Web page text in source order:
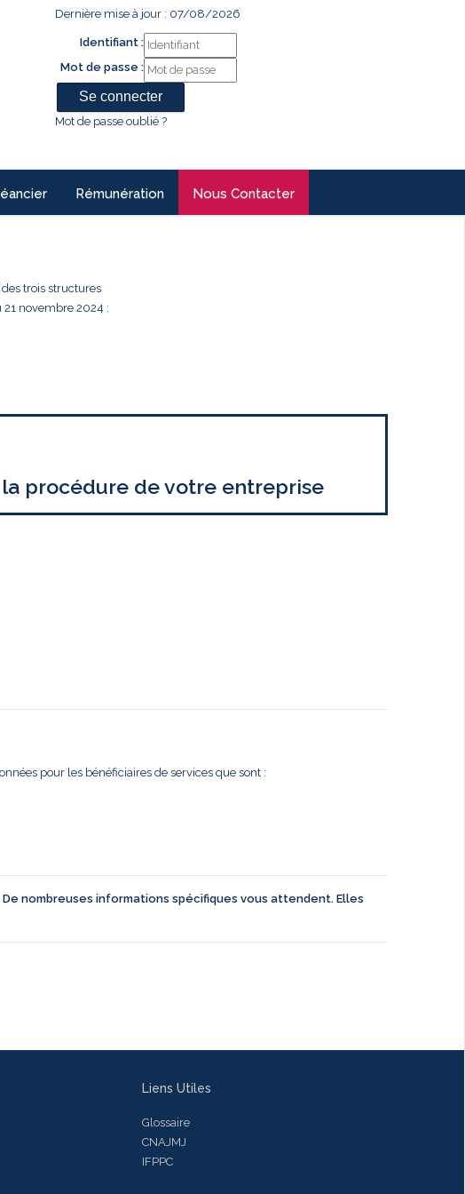
Dernière mise à jour : 07/08/2026
Identifiant :
Mot de passe :
Mot de passe oublié ?
Rémunération Nous Contacter
trois structures
novembre 2024 :
procédure de votre entreprise
pour les bénéficiaires de services que sont :
nombreuses informations spécifiques vous attendent. Elles
Liens Utiles
Glossaire
CNAJMJ
IFPPC